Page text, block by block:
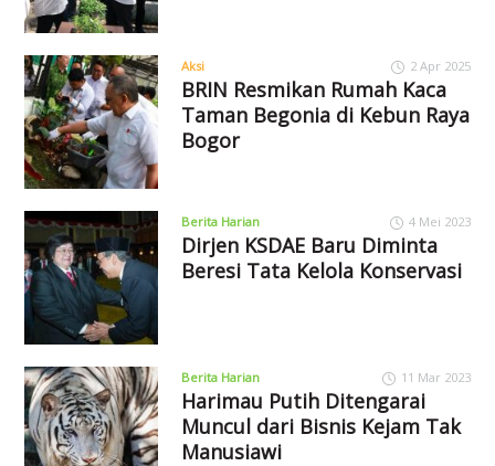
Aksi 2 Apr 2025
BRIN Resmikan Rumah Kaca
Taman Begonia di Kebun Raya
Bogor
Berita Harian 4 Mei 2023
Dirjen KSDAE Baru Diminta
Beresi Tata Kelola Konservasi
Berita Harian 11 Mar 2023
Harimau Putih Ditengarai
Muncul dari Bisnis Kejam Tak
Manusiawi